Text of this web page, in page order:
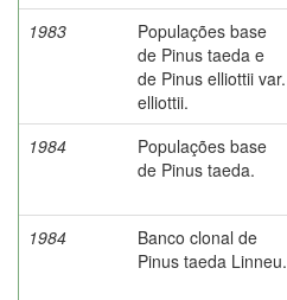
1983
Populações base
de Pinus taeda e
de Pinus elliottii var.
elliottii.
1984
Populações base
de Pinus taeda.
1984
Banco clonal de
Pinus taeda Linneu.